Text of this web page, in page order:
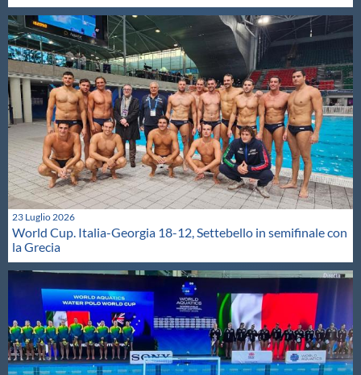
23 Luglio 2026
World Cup. Italia-Georgia 18-12, Settebello in semifinale con
la Grecia